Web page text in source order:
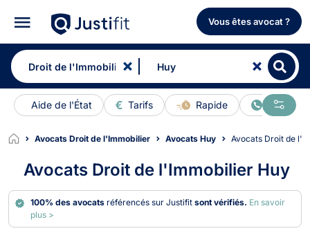
Vous êtes avocat ?
Aide de l'État Tarifs Rapide En ligne
Avocats Droit de l'Immobilier Avocats Huy Avocats Droit de
Avocats Droit de l'Immobilier Huy
100% des avocats référencés sur Justifitsont vérifiés. En savoir
plus >